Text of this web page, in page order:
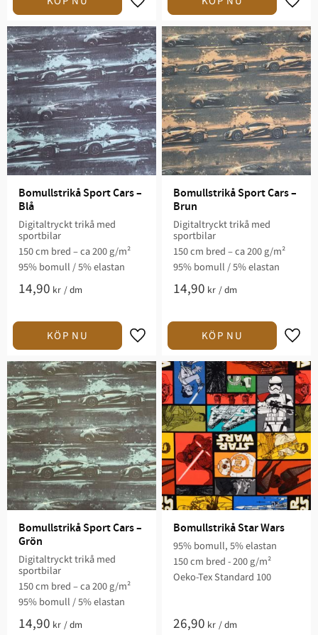
Lägg till i favoriter
Bomullstrikå Sport Cars –
Blå
Digitaltryckt trikå med
sportbilar
150 cm bred – ca 200 g/m²
95% bomull / 5% elastan
14,90 kr /dm
Lägg till i favoriter
Bomullstrikå Sport Cars –
Brun
Digitaltryckt trikå med
sportbilar
150 cm bred – ca 200 g/m²
95% bomull / 5% elastan
14,90 kr /dm
Bomullstrikå Sport Cars –
Grön
Digitaltryckt trikå med
sportbilar
150 cm bred – ca 200 g/m²
95% bomull / 5% elastan
14,90 kr /dm
Bomullstrikå Star Wars
95% bomull, 5% elastan
150 cm bred - 200 g/m²
Oeko-Tex Standard 100
26,90 kr /dm